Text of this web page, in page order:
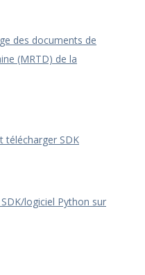
des documents de
(MRTD) de la
télécharger SDK
logiciel Python sur